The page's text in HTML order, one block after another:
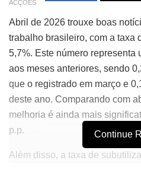
ACÇÕES
Abril de 2026 trouxe boas
trabalho brasileiro, com a taxa
5,7%. Este número representa
aos meses anteriores, sendo
que o registrado em março e
deste ano. Comparando com
melhoria é ainda mais
p.p.
Além disso, a taxa de
Continue